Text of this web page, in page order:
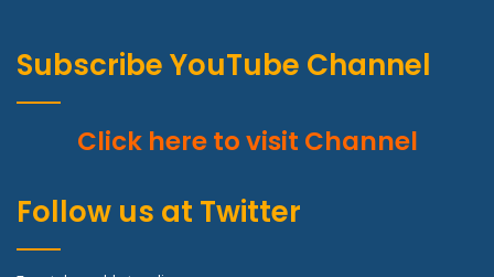
Subscribe YouTube Channel
Click here to visit Channel
Follow us at Twitter